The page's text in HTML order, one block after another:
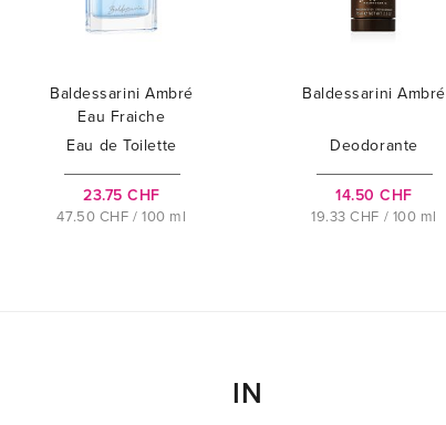
Baldessarini Ambré
Eau Fraiche
Eau de Toilette
23.75 CHF
47.50 CHF / 100 ml
Baldessarini Ambré
Deodorante
14.50 CHF
19.33 CHF / 100 ml
IN